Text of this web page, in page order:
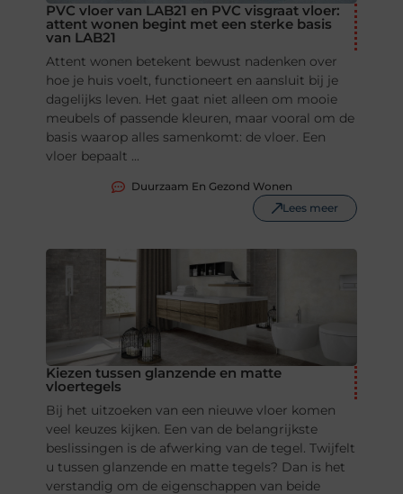
PVC vloer van LAB21 en PVC visgraat vloer:
attent wonen begint met een sterke basis
van LAB21
Attent wonen betekent bewust nadenken over
hoe je huis voelt, functioneert en aansluit bij je
dagelijks leven. Het gaat niet alleen om mooie
meubels of passende kleuren, maar vooral om de
basis waarop alles samenkomt: de vloer. Een
vloer bepaalt ...
Duurzaam En Gezond Wonen
Lees meer
Kiezen tussen glanzende en matte
vloertegels
Bij het uitzoeken van een nieuwe vloer komen
veel keuzes kijken. Een van de belangrijkste
beslissingen is de afwerking van de tegel. Twijfelt
u tussen glanzende en matte tegels? Dan is het
verstandig om de eigenschappen van beide